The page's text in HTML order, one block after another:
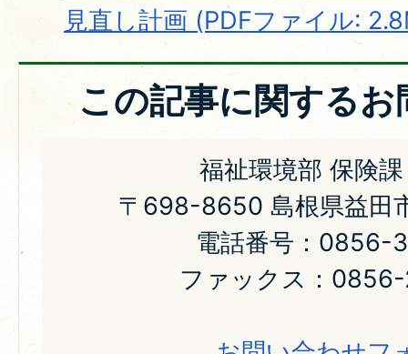
見直し計画 (PDFファイル:
この記事に関する
福祉環境部 保険
〒698-8650 島根県益田
電話番号：0856-
ファックス：